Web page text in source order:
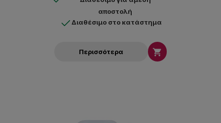
αποστολή
Διαθέσιμο στο κατάστημα
Περισσότερα 